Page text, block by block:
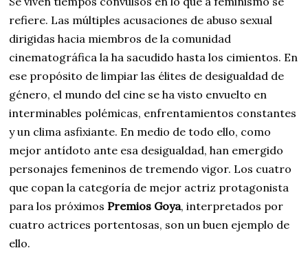
refiere. Las múltiples acusaciones de abuso sexual
dirigidas hacia miembros de la comunidad
cinematográfica la ha sacudido hasta los cimientos. En
ese propósito de limpiar las élites de desigualdad de
género, el mundo del cine se ha visto envuelto en
interminables polémicas, enfrentamientos constantes
y un clima asfixiante. En medio de todo ello, como
mejor antídoto ante esa desigualdad, han emergido
personajes femeninos de tremendo vigor. Los cuatro
que copan la categoría de mejor actriz protagonista
para los próximos Premios Goya, interpretados por
cuatro actrices portentosas, son un buen ejemplo de
ello.